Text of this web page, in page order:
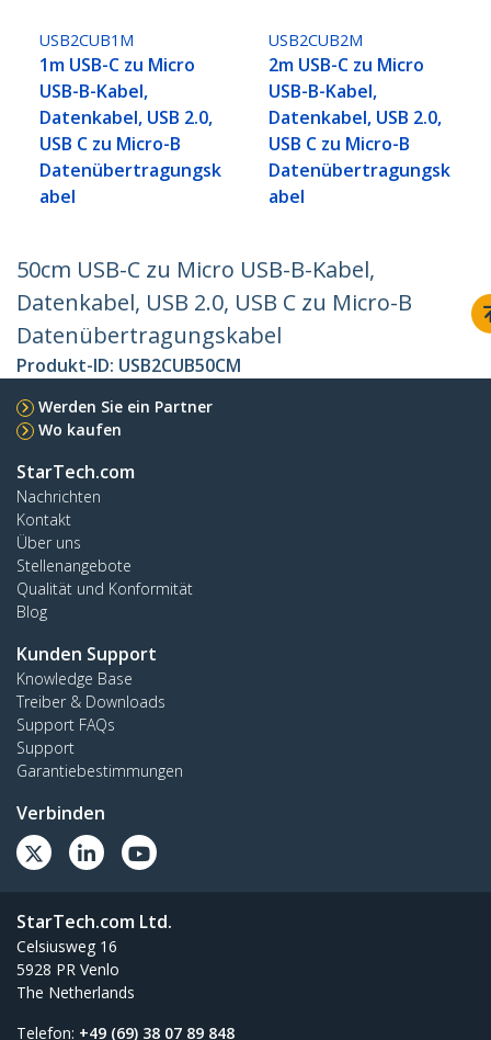
USB2CUB1M
1m USB-C zu Micro
USB-B-Kabel,
Datenkabel, USB 2.0,
USB C zu Micro-B
Datenübertragungsk
abel
USB2CUB2M
2m USB-C zu Micro
USB-B-Kabel,
Datenkabel, USB 2.0,
USB C zu Micro-B
Datenübertragungsk
abel
50cm USB-C zu Micro USB-B-Kabel,
Datenkabel, USB 2.0, USB C zu Micro-B
Datenübertragungskabel
Produkt-ID: USB2CUB50CM
Werden Sie ein Partner
Wo kaufen
StarTech.com
Nachrichten
Kontakt
Über uns
Stellenangebote
Qualität und Konformität
Blog
Kunden Support
Knowledge Base
Treiber & Downloads
Support FAQs
Support
Garantiebestimmungen
Verbinden
StarTech.com Ltd.
Celsiusweg 16
5928 PR Venlo
The Netherlands
Telefon: +49 (69) 38 07 89 848